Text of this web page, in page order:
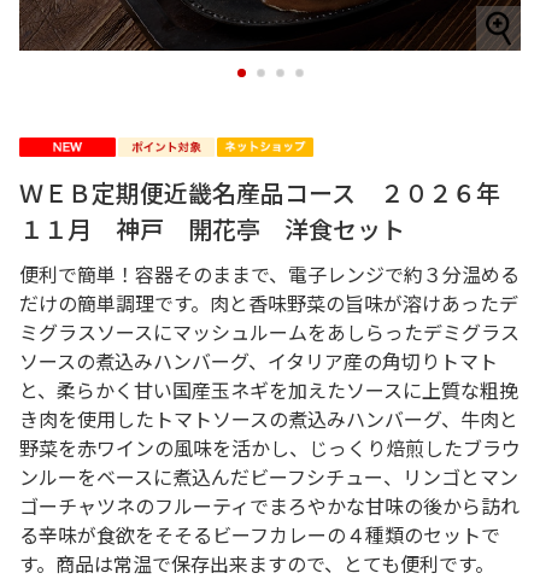
1 2 3 4
ＷＥＢ定期便近畿名産品コース ２０２６年
１１月 神戸 開花亭 洋食セット
便利で簡単！容器そのままで、電子レンジで約３分温める
だけの簡単調理です。肉と香味野菜の旨味が溶けあったデ
ミグラスソースにマッシュルームをあしらったデミグラス
ソースの煮込みハンバーグ、イタリア産の角切りトマト
と、柔らかく甘い国産玉ネギを加えたソースに上質な粗挽
き肉を使用したトマトソースの煮込みハンバーグ、牛肉と
野菜を赤ワインの風味を活かし、じっくり焙煎したブラウ
ンルーをベースに煮込んだビーフシチュー、リンゴとマン
ゴーチャツネのフルーティでまろやかな甘味の後から訪れ
る辛味が食欲をそそるビーフカレーの４種類のセットで
す。商品は常温で保存出来ますので、とても便利です。